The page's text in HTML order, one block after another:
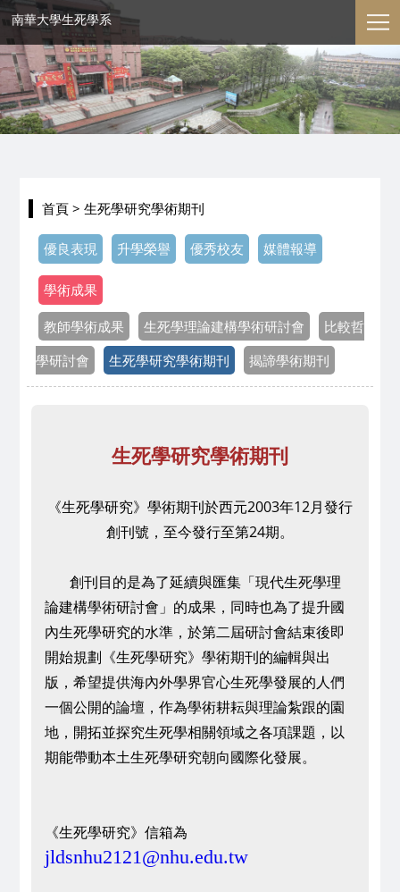
南華大學生死學系
首頁 > 生死學研究學術期刊
優良表現 升學榮譽 優秀校友 媒體報導
學術成果
教師學術成果 生死學理論建構學術研討會
比較哲
學研討會
生死學研究學術期刊 揭諦學術期刊
生死學研究學術期刊
《生死學研究》學術期刊於西元2003年12月發行
創刊號，至今發行至第24期。
創刊目的是為了延續與匯集「現代生死學理
論建構學術研討會」的成果，同時也為了提升國
內生死學研究的水準，於第二屆研討會結束後即
開始規劃 《生死學研究》學術期刊的編輯與出
版，希望提供海內外學界官心生死學發展的人們
一個公開的論壇，作為學術耕耘與理論紮跟的園
地，開拓並探究生死學相關領域之各項課題，以
期能帶動本土生死學研究朝向國際化發展。
《生死學研究》信箱為
jldsnhu2121@nhu.edu.tw